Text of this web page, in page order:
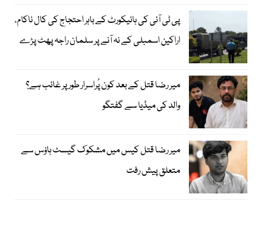
پی ٹی آئی کی ہائیکورٹ کے باہر احتجاج کی کال ناکام،
اراکین اسمبلی کے نہ آنے پر سلمان راجہ پھٹ پڑے
میر رضا قتل کے بعد کون پُراسرار طور پر غائب ہے؟
والد کی میڈیا سے گفتگو
میر رضا قتل کیس میں مشکوک گیسٹ ہاؤس سے
متعلق پیش رفت